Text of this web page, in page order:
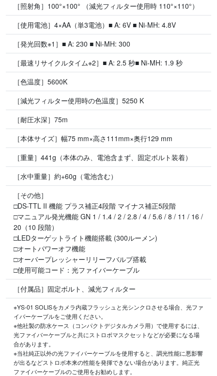
［照射角］100°×100° （減光フィルター使用時 110°×110°）
［使用電池］4×AA（単3電池）■ A: 6V ■ Ni-MH: 4.8V
［発光回数※1］■ A: 230 ■ Ni-MH: 300
［最速リサイクルタイム※2］■ A: 2.5 秒■ Ni-MH: 1.9 秒
［色温度］5600K
［減光フィルター使用時の色温度］5250 K
［耐圧水深］75m
［本体サイズ］幅75 mm×高さ111mm×奥行129 mm
［重量］441g（本体のみ、電池含まず、固定ボルト装着）
［水中重量］約+60g（電池含む）
［その他］
□DS-TTL II 機能 プラス補正4段階 マイナス補正5段階
□マニュアル発光機能 GN 1 / 1.4 / 2 / 2.8 / 4 / 5.6 / 8 / 11 / 16 /
20（10 段階）
□LEDターゲットライト機能搭載 (300ルーメン)
□オートパワーオフ機能
□オーバープレッシャーリリーフバルブ搭載
□使用可能コード：光ファイバーケーブル
［付属品］固定ボルト、減光フィルター
※YS-01 SOLISをカメラ内蔵フラッシュと光シンクロさせる場合、光ファ
イバーケーブルをご使用ください。
※他社製の防水ケース（コンパクトデジタルカメラ用）で使用するには、
光ファイバーケーブルと共にストロボマスクセットなどが必要になる場
合があります。
※当社純正以外の光ファイバーケーブルを使用すると、調光性能に悪影響
が出るなどストロボ本来の性能を発揮できない場合があります。純正光
ファイバーケーブルのご使用をお勧めします。